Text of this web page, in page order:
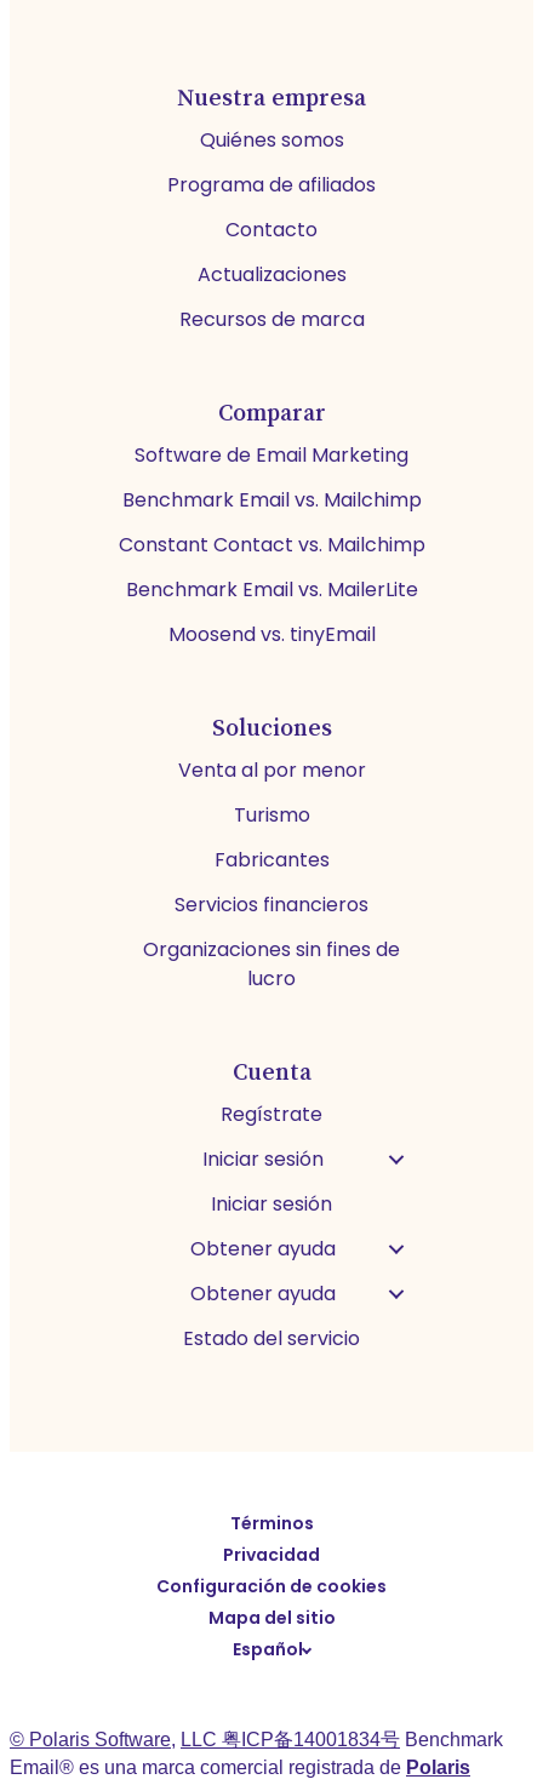
Nuestra empresa
Quiénes somos
Programa de afiliados
Contacto
Actualizaciones
Recursos de marca
Comparar
Software de Email Marketing
Benchmark Email vs. Mailchimp
Constant Contact vs. Mailchimp
Benchmark Email vs. MailerLite
Moosend vs. tinyEmail
Soluciones
Venta al por menor
Turismo
Fabricantes
Servicios financieros
Organizaciones sin fines de
lucro
Cuenta
Regístrate
Iniciar sesión
Iniciar sesión
Obtener ayuda
Obtener ayuda
Estado del servicio
Términos
Privacidad
Configuración de cookies
Mapa del sitio
Español
English
Deutsch
繁體中文
简体中文
Italiano
© Polaris Software, LLC 粤ICP备14001834号 Benchmark
Email® es una marca comercial registrada de Polaris